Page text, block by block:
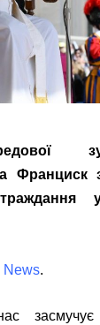
Франциск
News.
засмучує